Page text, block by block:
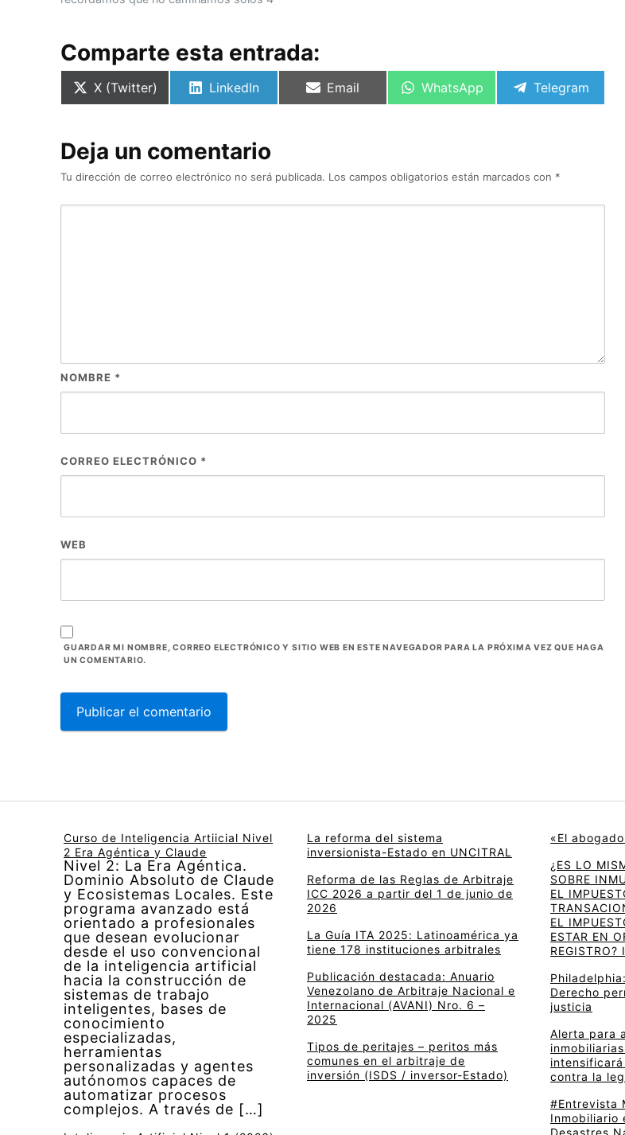
Comparte esta entrada:
Compartir
X (Twitter)
Compartir
LinkedIn
Compartir
Email
Compartir
WhatsApp
Compartir
Telegram
Deja un comentario
Tu dirección de correo electrónico no será publicada. Los campos obligatorios están marcados con *
NOMBRE *
CORREO ELECTRÓNICO *
WEB
GUARDAR MI NOMBRE, CORREO ELECTRÓNICO Y SITIO WEB EN ESTE NAVEGADOR PARA LA PRÓXIMA VEZ QUE HAGA
UN COMENTARIO.
Curso de Inteligencia Artiicial Nivel
2 Era Agéntica y Claude
Nivel 2: La Era Agéntica.
Dominio Absoluto de Claude
y Ecosistemas Locales. Este
programa avanzado está
orientado a profesionales
que desean evolucionar
desde el uso convencional
de la inteligencia artificial
hacia la construcción de
sistemas de trabajo
inteligentes, bases de
conocimiento
especializadas,
herramientas
personalizadas y agentes
autónomos capaces de
automatizar procesos
complejos. A través de […]
La reforma del sistema
inversionista-Estado en UNCITRAL
Reforma de las Reglas de Arbitraje
ICC 2026 a partir del 1 de junio de
2026
La Guía ITA 2025: Latinoamérica ya
tiene 178 instituciones arbitrales
Publicación destacada: Anuario
Venezolano de Arbitraje Nacional e
Internacional (AVANI) Nro. 6 –
2025
Tipos de peritajes – peritos más
comunes en el arbitraje de
inversión (ISDS / inversor-Estado)
«El
¿ES LO
SOBRE
EL
EL
ESTAR EN
REGISTRO? I
Derecho
justicia
Alerta para
contra la
#Entrevista
Inmobiliario
Desastres